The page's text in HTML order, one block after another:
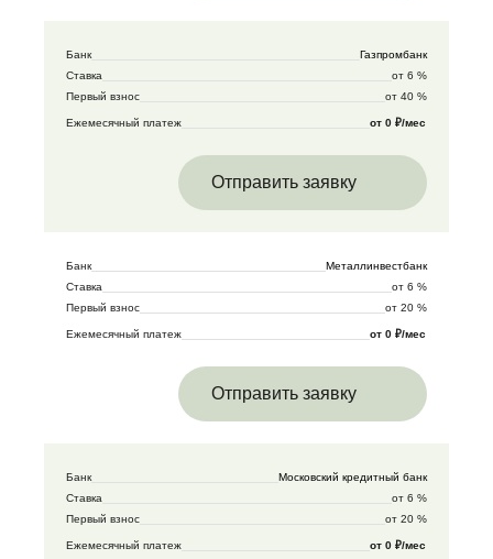
Банк
Газпромбанк
Ставка
от 6 %
Первый взнос
от 40 %
Ежемесячный платеж от 0 ₽/мес
Отправить заявку
Банк
Металлинвестбанк
Ставка
от 6 %
Первый взнос
от 20 %
Ежемесячный платеж от 0 ₽/мес
Отправить заявку
Банк
Московский кредитный банк
Ставка
от 6 %
Первый взнос
от 20 %
Ежемесячный платеж от 0 ₽/мес